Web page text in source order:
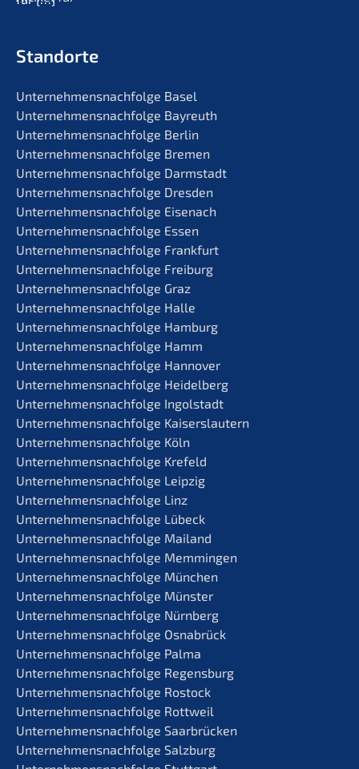
Standorte
Unternehmens­nachfolge Basel
Unternehmens­nachfolge Bayreuth
Unternehmens­nachfolge Berlin
Unternehmens­nachfolge Bremen
Unternehmens­nachfolge Darmstadt
Unternehmens­nachfolge Dresden
Unternehmens­nachfolge Eisenach
Unternehmens­nachfolge Essen
Unternehmens­nachfolge Frankfurt
Unternehmens­nachfolge Freiburg
Unternehmens­nachfolge Graz
Unternehmens­nachfolge Halle
Unternehmens­nachfolge Hamburg
Unternehmens­nachfolge Hamm
Unternehmens­nachfolge Hannover
Unternehmens­nachfolge Heidelberg
Unternehmens­nachfolge Ingolstadt
Unternehmens­nachfolge Kaiserslautern
Unternehmens­nachfolge Köln
Unternehmens­nachfolge Krefeld
Unternehmens­nachfolge Leipzig
Unternehmens­nachfolge Linz
Unternehmens­nachfolge Lübeck
Unternehmens­nachfolge Mailand
Unternehmens­nachfolge Memmingen
Unternehmens­nachfolge München
Unternehmens­nachfolge Münster
Unternehmens­nachfolge Nürnberg
Unternehmens­nachfolge Osnabrück
Unternehmens­nachfolge Palma
Unternehmens­nachfolge Regensburg
Unternehmens­nachfolge Rostock
Unternehmens­nachfolge Rottweil
Unternehmens­nachfolge Saarbrücken
Unternehmens­nachfolge Salzburg